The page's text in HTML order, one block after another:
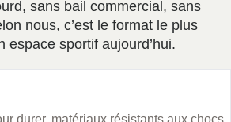
sans bail commercial, sans
nous, c’est le format le plus
espace sportif aujourd’hui.